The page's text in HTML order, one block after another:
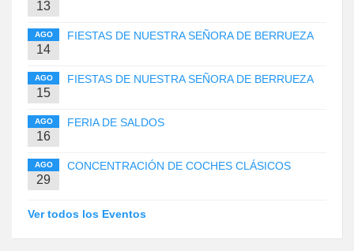
13
AGO
14
FIESTAS DE NUESTRA SEÑORA DE BERRUEZA
AGO
15
FIESTAS DE NUESTRA SEÑORA DE BERRUEZA
AGO
16
FERIA DE SALDOS
AGO
29
CONCENTRACIÓN DE COCHES CLÁSICOS
Ver todos los Eventos